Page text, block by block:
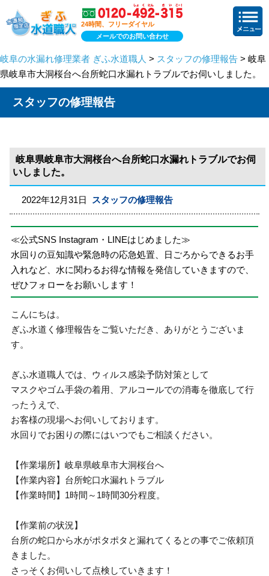
24時間、フリーダイヤル
メールでのお問い合わせ
岐阜の水漏れ修理業者 ぎふ水道職人 > スタッフの修理報告 > 岐阜
県岐阜市大洞桜台へ台所蛇口水漏れトラブルでお伺いしました。
スタッフの修理報告
岐阜県岐阜市大洞桜台へ台所蛇口水漏れトラブルでお伺
いしました。
2022年12月31日 スタッフの修理報告
≪公式SNS Instagram・LINEはじめました≫
水回りの豆知識や緊急時の応急処置、日ごろからできるお手
入れなど、水に関わるお得な情報を発信していきますので、
ぜひフォローをお願いします！
こんにちは。
ぎふ水道く修理報告をご覧いただき、ありがとうございま
す。
ぎふ水道職人では、ウィルス感染予防対策として
マスクやゴム手袋の着用、アルコールでの消毒を徹底して行
ったうえで、
お客様の現場へお伺いしております。
水回りでお困りの際にはいつでもご相談ください。
【作業場所】岐阜県岐阜市大洞桜台へ
【作業内容】台所蛇口水漏れトラブル
【作業時間】1時間～1時間30分程度。
【作業前の状況】
台所の蛇口から水がポタポタと漏れてくるとの事でご依頼頂
きました。
さっそくお伺いして点検していきます！